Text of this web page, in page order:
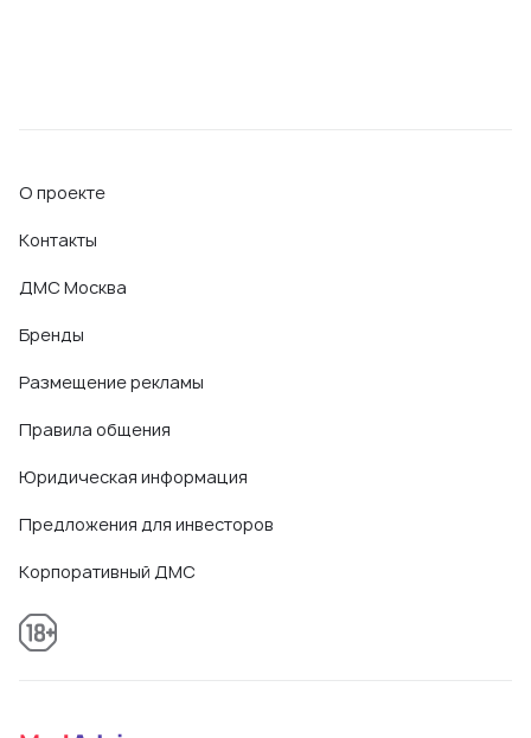
О проекте
Контакты
ДМС Москва
Бренды
Размещение рекламы
Правила общения
Юридическая информация
Предложения для инвесторов
Корпоративный ДМС